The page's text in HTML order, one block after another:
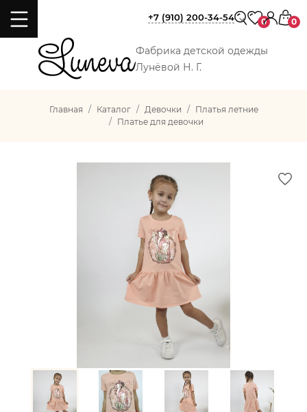
Фабрика детской одежды
Лунёвой Н. Г.
+7 (910) 200-34-54 0 0
Главная Каталог Девочки
Платья летние
Платье для девочки